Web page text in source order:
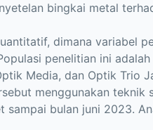
bingkai metal
dimana variabel
penelitian ini
Media, dan Optik Trio
menggunakan teknik
sampai bulan juni 2023.